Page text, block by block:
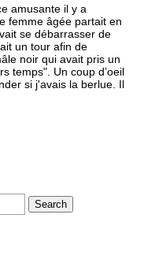
amusante il y a
femme âgée partait en
se débarrasser de
un tour afin de
noir qui avait pris un
temps". Un coup d’oeil
si j'avais la berlue. Il